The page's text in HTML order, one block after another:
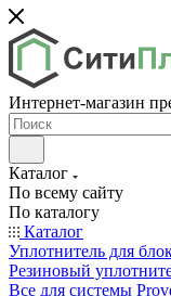
Интернет-магазин
Каталог
По всему сайту
По каталогу
Каталог
Уплотнитель для
Резиновый
Все для системы